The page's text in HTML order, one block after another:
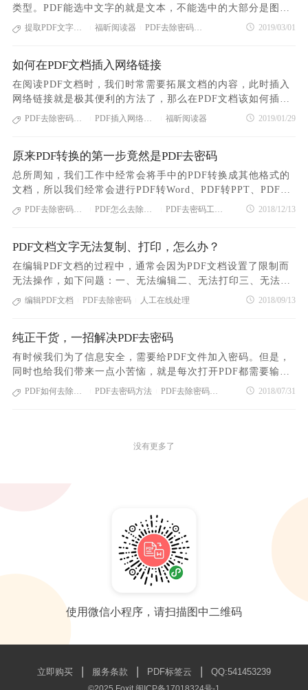
除”按钮，即可实现PDF去密码；4.最后点击“下载”按钮，即可
接在线解决PDF密码的问题，小伙伴快去试一试吧！PDF加密
类型。PDF能选中文字的就是文本，不能选中的大部分是图片
或扫描件。对于文本类型的PDF，我们只要选中复制，就能轻
松提取PDF中的文字。可是，有时候明明是可选中的PDF，为
但不能复制粘帖的文档，大家看出什么端倪了吗？对，用PDF
阅读器打开这篇文档后，后面会有（安全）这两个字。其实
啊，这就是文档被添加了权限了。我们先将文档用福昕阅读器
文档权限，果然，刚刚的这份文档被添加了权限，无法复制黏
做不了了。有什么办法在忘记密码的情况，也能移除文档密码
台（www.pdf365.cn/smart），选择去除密码服务，一键下
单，就可以轻松移除密码。除了去除密码之外，人工文档处理
平台还支持扫描件转换、去除水印，定制修改PDF，可以说无
PPT等，都可以。
提取PDF文字工具 福昕阅读器 PDF去除密码服务 2019/03/01
如何在PDF文档插入网络链接
在阅读PDF文档时，我们时常需要拓展文档的内容，此时插入
网络链接就是极其便利的方法了，那么在PDF文档该如何插入
网络链接呢？① 点击福昕阅读器的主页—链接② 选取需要插
入链接的地方，此时会弹出弹窗，选择“打开web链接”，输入
的位置④ 就会弹出相应的对话框，可以在红框里面选择打钩，
再点击允许即可。人工文档处理平台是一个神奇的平台支持将
扫描件PDF转换Word，支持人工校对；支持PDF文档的定制修
的，没有做不到的呦~详情点击 pdf365.cn/smart 了解更多。
PDF去除密码工具 PDF插入网络链接 福昕阅读器 2019/01/29
原来PDF转换的第一步竟然是PDF去密码
总所周知，我们工作中经常会将手中的PDF转换成其他格式的
文档，所以我们经常会进行PDF转Word、PDF转PPT、PDF转
Excel或者PDF转图片等，然而这些操作默认都是我们的PDF文
件没有加密的情况下进行的。如果你的PDF加密了，那么PDF
的那么麻烦，下面给大家带来今天的PDF去密码教程。1、打开
网站在线PDF文当处理——pdf365.cn；2、点击“PDF去密
码”图标，进入PDF文档上传页面，将需要转换的PDF文档添加
现在线PDF去密码；4、成功后，点击“下载”按钮，即可拿到去
行其他PDF转换操作了，其他教程请在网站上看看。你可能会
PDF去除密码教程 PDF怎么去除密码 PDF去密码工具分享 2018/12/13
PDF文档文字无法复制、打印，怎么办？
在编辑PDF文档的过程中，通常会因为PDF文档设置了限制而
无法操作，如下问题：一、无法编辑二、无法打印三、无法复
制以上3个问题都让办公的你十分头疼，这样一来就真的对文
档无计可施。有些小伙伴就会委屈告知：文档是自己的，限制
默默抱上自己，痛哭一下。但小编不会这么残忍，坐视不管，
给大家推荐一个解决这种问题的办法：推荐一个超好的工具，
既然密码忘记了 ，那就直接去除密码吧。人工文档处理平台，
编辑PDF文档 PDF去除密码 人工在线处理 2018/09/13
纯正干货，一招解决PDF去密码
有时候我们为了信息安全，需要给PDF文件加入密码。但是，
同时也给我们带来一点小苦恼，就是每次打开PDF都需要输入
一遍密码，比较麻烦。这时候就需要一个简单快捷的PDF去密
码技巧，怎么做呢，一起来看一看吧。1.首先我们需要打开PD
入密码4.输完密码之后，就可以点击“开始去除”5.最后下载去
PDF如何去除密码 PDF去密码方法 PDF去除密码教程 2018/07/31
没有更多了
使用微信小程序，请扫描图中二维码
立即购买 | 服务条款 | PDF标签云 | QQ:541453239